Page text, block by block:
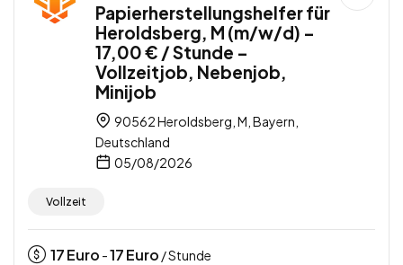
Papierherstellungshelfer für
Heroldsberg, M (m/w/d) –
17,00 € / Stunde –
Vollzeitjob, Nebenjob,
Minijob
90562 Heroldsberg, M, Bayern,
Deutschland
05/08/2026
Vollzeit
17Euro -17Euro / Stunde